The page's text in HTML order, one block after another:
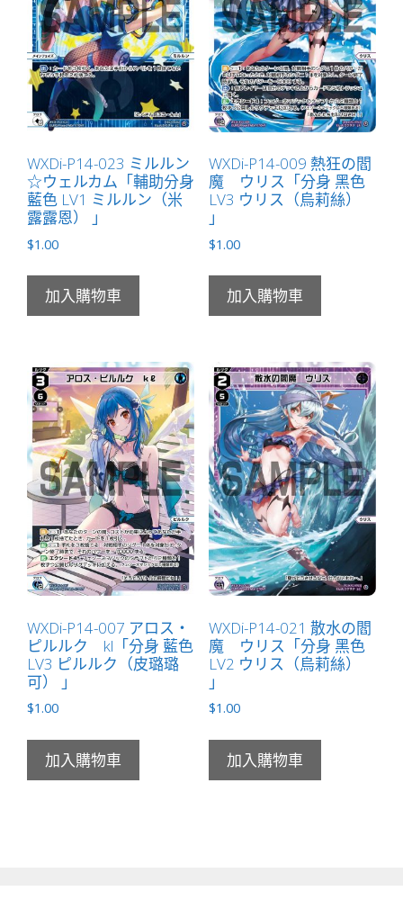
電
機
無
LB」
數
WXDi-P14-023 ミルルン
☆ウェルカム「輔助分身
藍色 LV1 ミルルン（米
露露恩） 」
$1.00
加入購物車
WXDi-P14-009 熱狂の閻
魔 ウリス「分身 黑色
LV3 ウリス（烏莉絲）
」
$1.00
加入購物車
WXDi-P14-007 アロス・
ピルルク kl「分身 藍色
LV3 ピルルク（皮璐璐
可） 」
$1.00
加入購物車
WXDi-P14-021 散水の閻
魔 ウリス「分身 黑色
LV2 ウリス（烏莉絲）
」
$1.00
加入購物車